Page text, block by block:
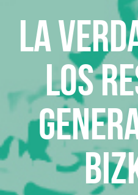
La
los